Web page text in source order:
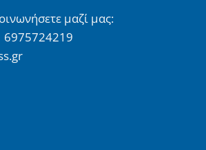
μαζί μας: